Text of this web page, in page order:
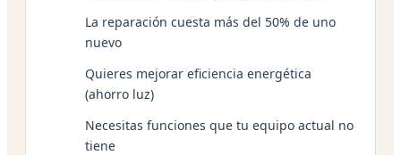
La reparación cuesta más del 50% de uno
nuevo
Quieres mejorar eficiencia energética
(ahorro luz)
Necesitas funciones que tu equipo actual no
tiene